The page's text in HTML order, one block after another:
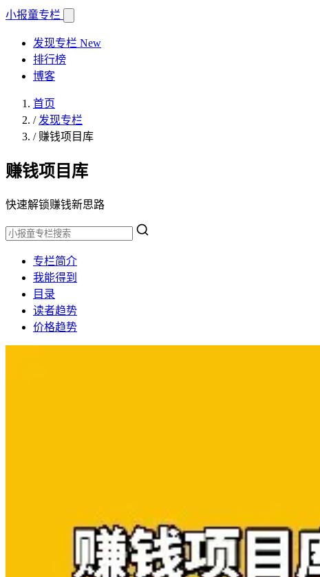
小报童专栏
发现专栏 New
排行榜
博客
首页
/ 发现专栏
/ 赚钱项目库
赚钱项目库
快速解锁赚钱新思路
专栏简介
我能得到
目录
读者趋势
价格趋势